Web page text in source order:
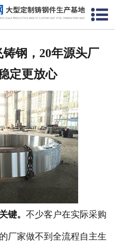
网站首页
新闻中心
客户案例
生产能力
联系我们
钢，20年源头厂
定更放心
键。 不少客户在实际采购
厂家做不到全流程自主生